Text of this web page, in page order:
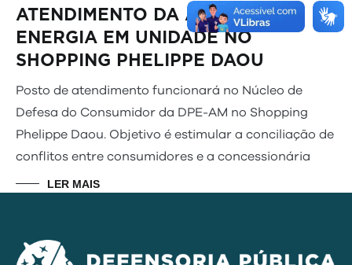
ATENDIMENTO DA AMAZONAS
ENERGIA EM UNIDADE NO
SHOPPING PHELIPPE DAOU
Posto de atendimento funcionará no Núcleo de
Defesa do Consumidor da DPE-AM no Shopping
Phelippe Daou. Objetivo é estimular a conciliação de
conflitos entre consumidores e a concessionária
LER MAIS